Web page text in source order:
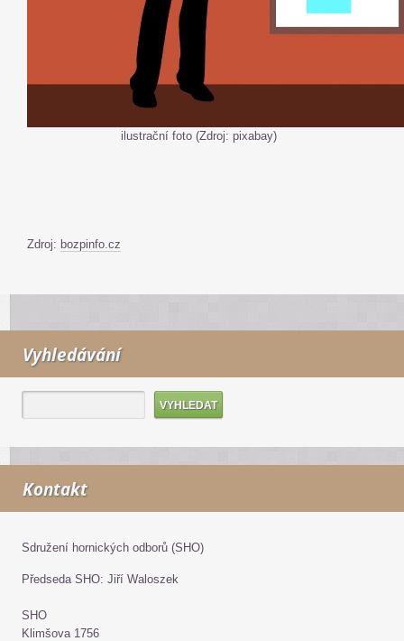
ilustrační foto (Zdroj: pixabay)
Zdroj: bozpinfo.cz
Vyhledávání
Kontakt
Sdružení hornických odborů (SHO)
Předseda SHO: Jiří Waloszek
SHO
Klimšova 1756